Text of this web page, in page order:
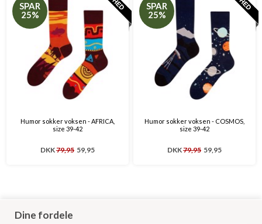
SPAR
25%
Humor sokker voksen - AFRICA,
size 39-42
DKK79,95 59,95
SPAR
25%
Humor sokker voksen - COSMOS,
size 39-42
DKK79,95 59,95
Dine fordele